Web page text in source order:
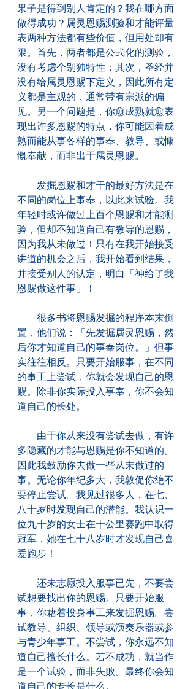
果子是得到别人肯定的？我在哪方面
做得成功？属灵恩赐测验和才能评量
表两种方法都有些价值，但用处却有
限。首先，两者都是公式化的测验，
没有考虑个别独特性；其次，圣经并
没有给属灵恩赐下定义，因此所有定
义都是主观的，通常带有宗派的偏
见。另一个问题是，你愈成熟就愈表
现出许多恩赐的特点，你可能因着成
熟而能从事各样的事奉、教导、或慷
慨奉献，而非出于属灵恩赐。
发掘恩赐和才干的最好方法是在
不同的岗位上事奉，以此来试验。我
年轻时或许做过上百个恩赐和才能测
验，但却不知道自己有教导的恩赐，
因为我从未做过！只有在我开始接受
讲道的机会之后，我开始看到结果，
并接受别人的认定，明白「神给了我
恩赐做这件事」！
很多书将恩赐发掘的程序本末倒
置，他们说：「先发掘属灵恩赐，然
后你才知道自己的事奉岗位。」但事
实往往相反。只要开始服事，在不同
的事工上尝试，你就会发现自己的恩
赐。除非你实际投入事奉，你不会知
道自己的长处。
由于你从来没有尝试去做，有许
多隐藏的才能与恩赐是你不知道的。
因此我鼓励你去做一些从未做过的
事。无论你年纪多大，我敦促你绝不
要停止尝试。我见过很多人，在七、
八十岁时发现自己的潜能。我认识一
位九十岁的女士在十公里赛跑中取得
冠军，她在七十八岁时才发现自己喜
爱跑步！
还未志愿投入服事已先，不要尝
试想要找出你的恩赐。只要开始服
事，你藉着投身事工来发掘恩赐。尝
试教导、组织、领导或演奏乐器或参
与青少年事工。不尝试，你永远不知
道自己擅长什么。若不成功，就当作
是一个试验，而非失败。最终你会知
道自己的专长是什么。